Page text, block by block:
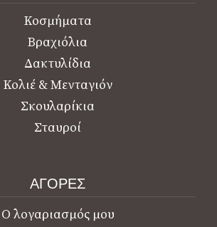
Κοσμήματα
Βραχιόλια
Δακτυλίδια
Κολιέ & Μενταγιόν
Σκουλαρίκια
Σταυροί
ΑΓΟΡΕΣ
Ο λογαριασμός μου